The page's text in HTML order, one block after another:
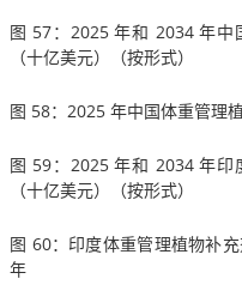
图 57：2025 年和 2034 年
（十亿美元）（按形式）
图 58：2025 年中国体重管理
图 59：2025 年和 2034 年
（十亿美元）（按形式）
图 60：印度体重管理植物补
年